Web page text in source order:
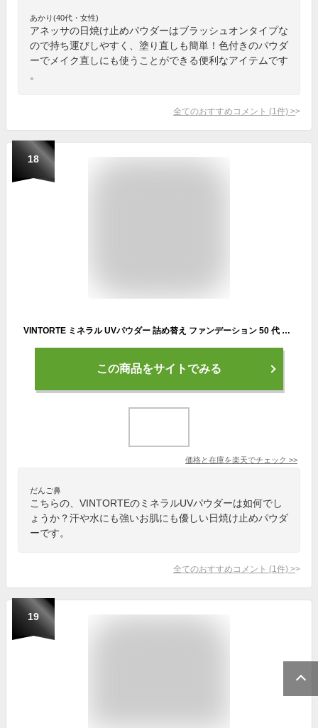
あかり(40代・女性)
アネッサの日焼け止めパウダーはブラッシュオンタイプな
ので持ち運びしやすく、塗り直しも簡単！色付きのパウダ
ーでメイク直しにも使うことができる便利なアイテムです
。
全てのおすすめコメント (1 件) >
18
VINTORTE ミネラル UVパウダー 詰め替え ファンデーション 50 代 フェイスパウダー 無添加 パウダーファンデーション カバー力 汗に強い ミネラルファンデーション シワ 伸ばし シミ 隠し 崩れない マスクにつかない シルクパウダー ミネラルuvパウダー 母の日
この商品をサイトでみる
価格と在庫を楽天でチェック >>
だんご鼻
こちらの、VINTORTEのミネラルUVパウダーは如何でし
ょうか？汗や水にも強いお肌にも優しい日焼け止めパウダ
ーです。
全てのおすすめコメント (1 件) >
19